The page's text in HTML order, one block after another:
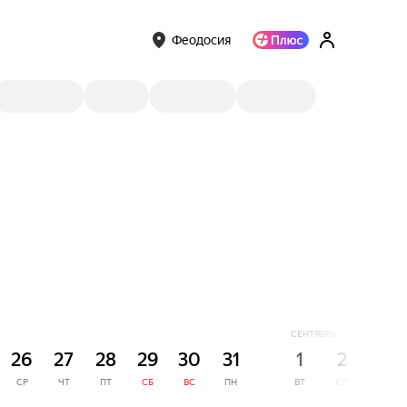
Феодосия
26
СР
27
ЧТ
28
ПТ
29
СБ
30
ВС
31
ПН
СЕНТЯБРЬ
1
ВТ
2